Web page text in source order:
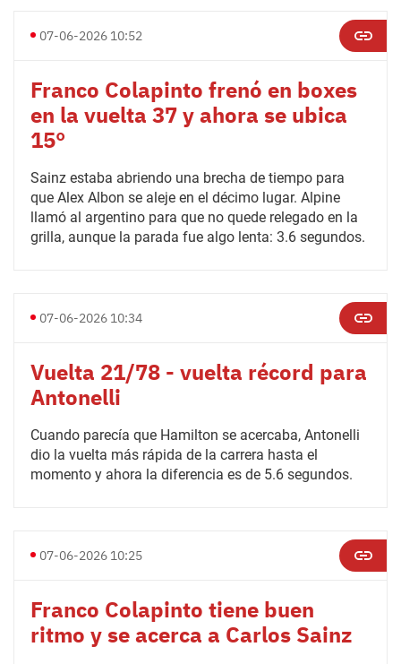
07-06-2026 10:52
Franco Colapinto frenó en boxes
en la vuelta 37 y ahora se ubica
15°
Sainz estaba abriendo una brecha de tiempo para
que Alex Albon se aleje en el décimo lugar. Alpine
llamó al argentino para que no quede relegado en la
grilla, aunque la parada fue algo lenta: 3.6 segundos.
07-06-2026 10:34
Vuelta 21/78 - vuelta récord para
Antonelli
Cuando parecía que Hamilton se acercaba, Antonelli
dio la vuelta más rápida de la carrera hasta el
momento y ahora la diferencia es de 5.6 segundos.
07-06-2026 10:25
Franco Colapinto tiene buen
ritmo y se acerca a Carlos Sainz